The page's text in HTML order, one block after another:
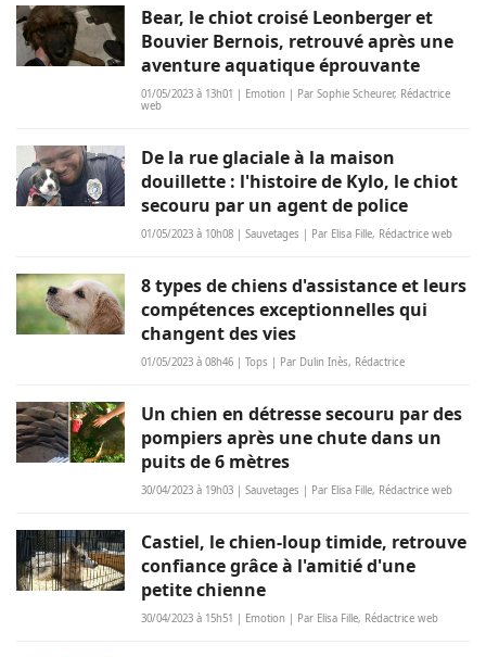
Bear, le chiot croisé Leonberger et
Bouvier Bernois, retrouvé après une
aventure aquatique éprouvante
01/05/2023 à 13h01 | Emotion | Par Sophie Scheurer, Rédactrice
web
De la rue glaciale à la maison
douillette : l'histoire de Kylo, le chiot
secouru par un agent de police
01/05/2023 à 10h08 | Sauvetages | Par Elisa Fille, Rédactrice web
8 types de chiens d'assistance et leurs
compétences exceptionnelles qui
changent des vies
01/05/2023 à 08h46 | Tops | Par Dulin Inès, Rédactrice
Un chien en détresse secouru par des
pompiers après une chute dans un
puits de 6 mètres
30/04/2023 à 19h03 | Sauvetages | Par Elisa Fille, Rédactrice web
Castiel, le chien-loup timide, retrouve
confiance grâce à l'amitié d'une
petite chienne
30/04/2023 à 15h51 | Emotion | Par Elisa Fille, Rédactrice web